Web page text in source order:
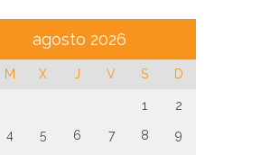
agosto 2026
M X J V S D
1 2
4 5 6 7 8 9